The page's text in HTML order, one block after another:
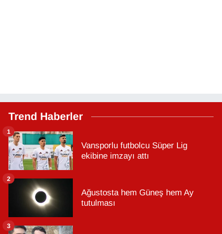
Trend Haberler
Vansporlu futbolcu Süper Lig
ekibine imzayı attı
1
Ağustosta hem Güneş hem Ay
tutulması
2
3